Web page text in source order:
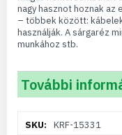
nagy hasznot hoznak
– többek között:
használják. A sárgaréz
munkához stb.
További
információKRF-15331